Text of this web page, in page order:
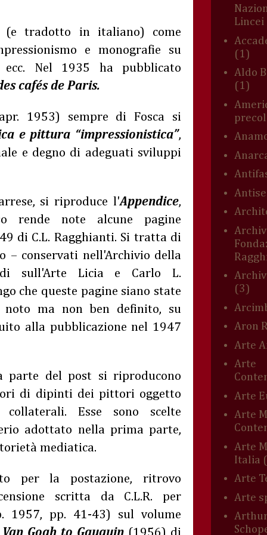
(e tradotto in italiano) come
e monografie su
ecc. Nel 1935 ha pubblicato
cafés de Paris.
1953) sempre di Fosca si
e pittura “impressionistica”,
e degno di adeguati sviluppi
si riproduce l'Appendice,
rende note alcune pagine
di C.L. Ragghianti. Si tratta di
– conservati nell'Archivio della
sull'Arte Licia e Carlo L.
che queste pagine siano state
ma non ben definito, su
alla pubblicazione nel 1947
parte del post si riproducono
di dipinti dei pittori oggetto
Esse sono scelte
adottato nella prima parte,
mediatica.
per la postazione, ritrovo
scritta da C.L.R. per
1957, pp. 41-43) sul volume
Lincei
(1)
Aldo
(1)
(3)
Aron
Arte
Arte
Arte
Arte
Arte
Italia
Arte
Arte